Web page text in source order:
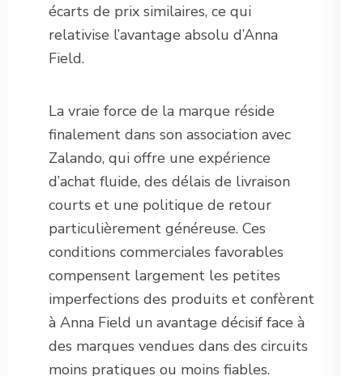
écarts de prix similaires, ce qui
relativise l’avantage absolu d’Anna
Field.
La vraie force de la marque réside
finalement dans son association avec
Zalando, qui offre une expérience
d’achat fluide, des délais de livraison
courts et une politique de retour
particulièrement généreuse. Ces
conditions commerciales favorables
compensent largement les petites
imperfections des produits et confèrent
à Anna Field un avantage décisif face à
des marques vendues dans des circuits
moins pratiques ou moins fiables.